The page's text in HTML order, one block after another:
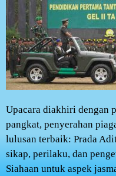
Upacara diakhiri dengan
pangkat, penyerahan
lulusan terbaik: Prada
sikap, perilaku, dan
Siahaan untuk aspek